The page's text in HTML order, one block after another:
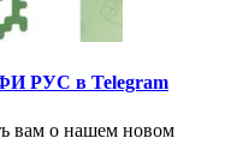
РУС в Telegram
вам о нашем новом